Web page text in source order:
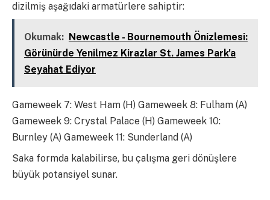
dizilmiş aşağıdaki armatürlere sahiptir:
Okumak: Newcastle - Bournemouth Önizlemesi:
Görünürde Yenilmez Kirazlar St. James Park'a
Seyahat Ediyor
Gameweek 7: West Ham (H) Gameweek 8: Fulham (A)
Gameweek 9: Crystal Palace (H) Gameweek 10:
Burnley (A) Gameweek 11: Sunderland (A)
Saka formda kalabilirse, bu çalışma geri dönüşlere
büyük potansiyel sunar.